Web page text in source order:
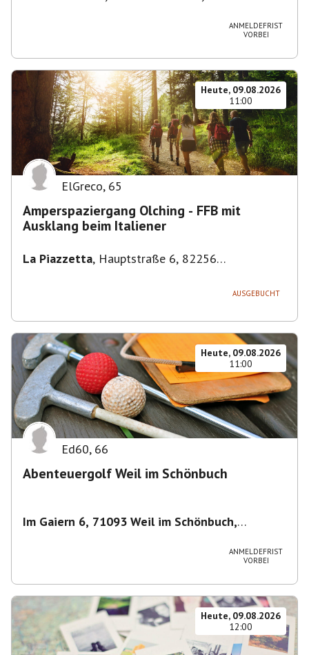
ANMELDEFRIST
VORBEI
Heute, 09.08.2026
11:00
ElGreco, 65
Amperspaziergang Olching - FFB mit
Ausklang beim Italiener
La Piazzetta, Hauptstraße 6, 82256
AUSGEBUCHT
Heute, 09.08.2026
11:00
Ed60, 66
Abenteuergolf Weil im Schönbuch
Im Gaiern 6, 71093 Weil im Schönbuch,
ANMELDEFRIST
VORBEI
Heute, 09.08.2026
12:00